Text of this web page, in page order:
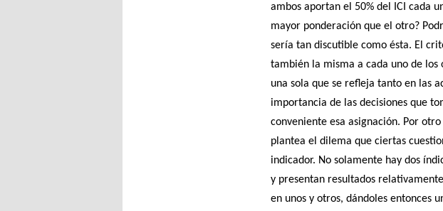
ambos aportan el 50% del ICI cada
mayor ponderación que el otro?
sería tan discutible como ésta. El
también la misma a cada uno de los
una sola que se refleja tanto en las
importancia de las decisiones que
conveniente esa asignación. Por
plantea el dilema que ciertas
indicador. No solamente hay dos
y presentan resultados
en unos y otros, dándoles entonces